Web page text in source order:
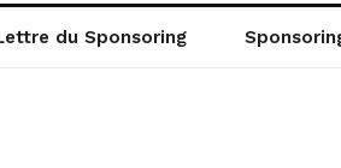
du Sponsoring